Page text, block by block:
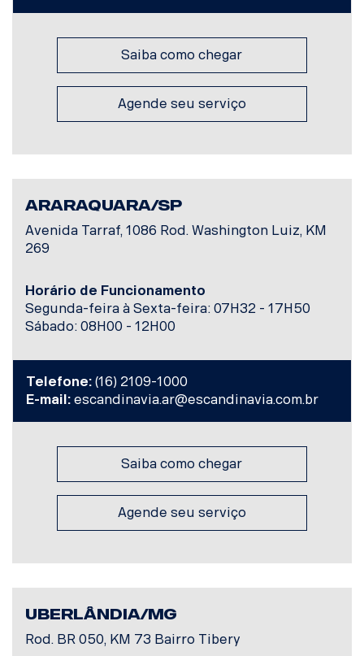
Saiba como chegar
Agende seu serviço
ARARAQUARA/SP
Avenida Tarraf, 1086 Rod. Washington Luiz, KM
269
Horário de Funcionamento
Segunda-feira à Sexta-feira: 07H32 - 17H50
Sábado: 08H00 - 12H00
Telefone: (16) 2109-1000
E-mail: escandinavia.ar@escandinavia.com.br
Saiba como chegar
Agende seu serviço
UBERLÂNDIA/MG
Rod. BR 050, KM 73 Bairro Tibery